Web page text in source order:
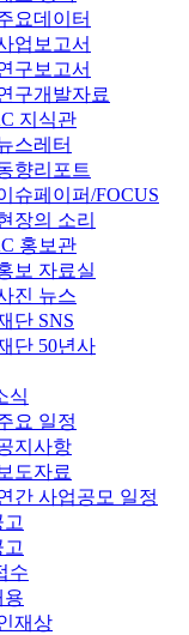
요데이터
업보고서
구보고서
구개발자료
지식관
스레터
향리포트
슈페이퍼/FOCUS
장의 소리
홍보관
보 자료실
진 뉴스
단 SNS
단 50년사
식
요 일정
지사항
보도자료
간 사업공모 일정
수
용
재상